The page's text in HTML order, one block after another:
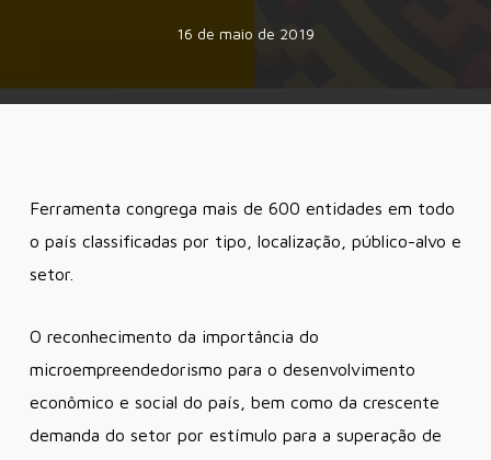
16 de maio de 2019
Ferramenta congrega mais de 600 entidades em todo
o país classificadas por tipo, localização, público-alvo e
setor.
O reconhecimento da importância do
microempreendedorismo para o desenvolvimento
econômico e social do país, bem como da crescente
demanda do setor por estímulo para a superação de